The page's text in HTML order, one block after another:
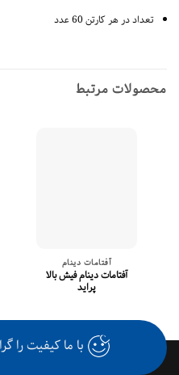
هر کارتن 60 عدد
مرتبط
آفتامات دینام
آفتامات دینام فیش بالا
با ما کیفیت را گران نخرید